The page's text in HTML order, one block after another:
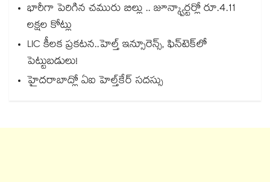
భారీగా పెరిగిన చమురు బిల్లు .. జూన్క్వార్టర్లో రూ.4.11
లక్షల కోట్లు
LIC కీలక ప్రకటన..హెల్త్ ఇన్సూరెన్స్, ఫిన్‌టెక్‌లో
పెట్టుబడులు!
హైదరాబాద్లో ఏఐ హెల్త్‌‌‌‌‌‌‌‌‌‌‌‌‌‌‌‌‌‌‌‌‌‌‌‌‌‌‌‌‌‌‌‌కేర్ సదస్సు